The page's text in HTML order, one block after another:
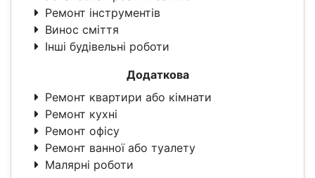
Ремонт інструментів
Винос сміття
Інші будівельні роботи
Додаткова
Ремонт квартири або кімнати
Ремонт кухні
Ремонт офісу
Ремонт ванної або туалету
Малярні роботи